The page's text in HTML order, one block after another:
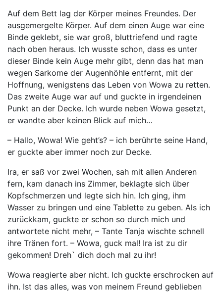
Auf dem Bett lag der Körper meines Freundes. Der
ausgemergelte Körper. Auf dem einen Auge war eine
Binde geklebt, sie war groß, bluttriefend und ragte
nach oben heraus. Ich wusste schon, dass es unter
dieser Binde kein Auge mehr gibt, denn das hat man
wegen Sarkome der Augenhöhle entfernt, mit der
Hoffnung, wenigstens das Leben von Wowa zu retten.
Das zweite Auge war auf und guckte in irgendeinen
Punkt an der Decke. Ich wurde neben Wowa gesetzt,
er wandte aber keinen Blick auf mich…
– Hallo, Wowa! Wie geht’s? – ich berührte seine Hand,
er guckte aber immer noch zur Decke.
Ira, er saß vor zwei Wochen, sah mit allen Anderen
fern, kam danach ins Zimmer, beklagte sich über
Kopfschmerzen und legte sich hin. Ich ging, ihm
Wasser zu bringen und eine Tablette zu geben. Als ich
zurückkam, guckte er schon so durch mich und
antwortete nicht mehr, – Tante Tanja wischte schnell
ihre Tränen fort. – Wowa, guck mal! Ira ist zu dir
gekommen! Dreh` dich doch mal zu ihr!
Wowa reagierte aber nicht. Ich guckte erschrocken auf
ihn. Ist das alles, was von meinem Freund geblieben